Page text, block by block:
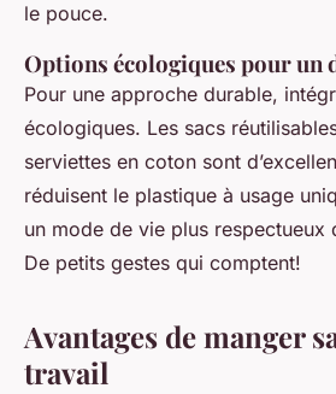
le pouce.
Options écologiques pour un
Pour une approche durable,
écologiques. Les sacs
serviettes en coton sont
réduisent le plastique à usage
un mode de vie plus respectueux
De petits gestes qui comptent!
Avantages de manger
travail